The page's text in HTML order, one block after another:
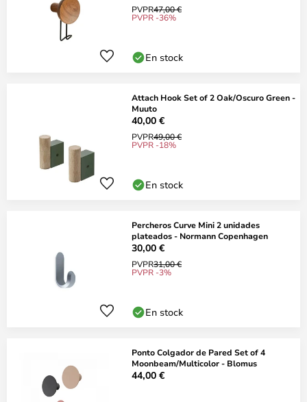
PVPR47,00 €
PVPR -36%
En stock
Attach Hook Set of 2 Oak/Oscuro Green -
Muuto
40,00 €
PVPR49,00 €
PVPR -18%
En stock
Percheros Curve Mini 2 unidades
plateados - Normann Copenhagen
30,00 €
PVPR31,00 €
PVPR -3%
En stock
Ponto Colgador de Pared Set of 4
Moonbeam/Multicolor - Blomus
44,00 €